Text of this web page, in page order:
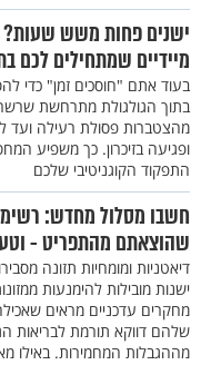
מיידיים שמתחילים לכם
בעוד אתם "חוסכים זמן" כדי
בתוך הגולגולת מתרחשת
מהצטברות פסולת רעילה ועד
ופגיעה בזיכרון. כך משפיע
התפקוד הקוגניטיבי שלכם
חשבו מסלול מחדש:
שהוצאתם מהתפריט -
דיאטניות ומומחיות תזונה
ישנות מובילות להימנעות
מחקרים עדכניים מראים
שלהם דווקא תורמת לבריאות
מההגבלות המחמירות. באילו